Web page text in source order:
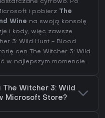
cyfrowo. Po
i pobierz The
Wine na swoją konsolę
i kody, więc zawsze
3: Wild Hunt - Blood
cen The Witcher 3: Wild
w najlepszym momencie.
Witcher 3: Wild
Microsoft Store?